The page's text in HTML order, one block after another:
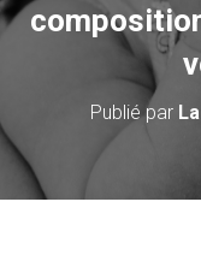
Publié par